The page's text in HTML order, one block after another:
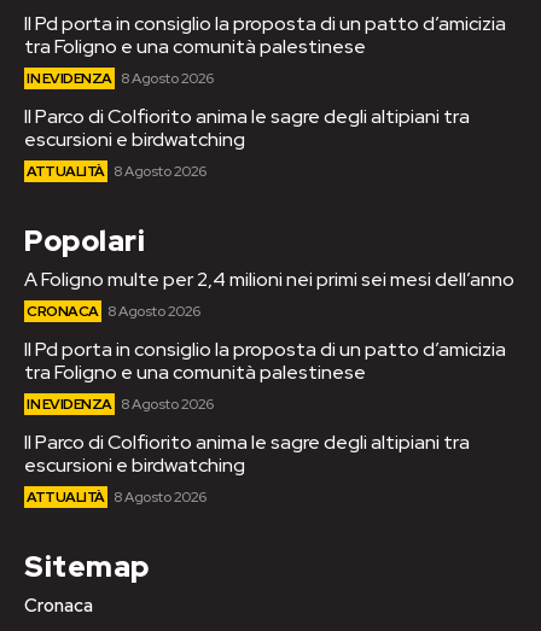
Il Pd porta in consiglio la proposta di un patto d’amicizia
tra Foligno e una comunità palestinese
IN EVIDENZA 8 Agosto 2026
Il Parco di Colfiorito anima le sagre degli altipiani tra
escursioni e birdwatching
ATTUALITÀ 8 Agosto 2026
Popolari
A Foligno multe per 2,4 milioni nei primi sei mesi dell’anno
CRONACA 8 Agosto 2026
Il Pd porta in consiglio la proposta di un patto d’amicizia
tra Foligno e una comunità palestinese
IN EVIDENZA 8 Agosto 2026
Il Parco di Colfiorito anima le sagre degli altipiani tra
escursioni e birdwatching
ATTUALITÀ 8 Agosto 2026
Sitemap
Cronaca